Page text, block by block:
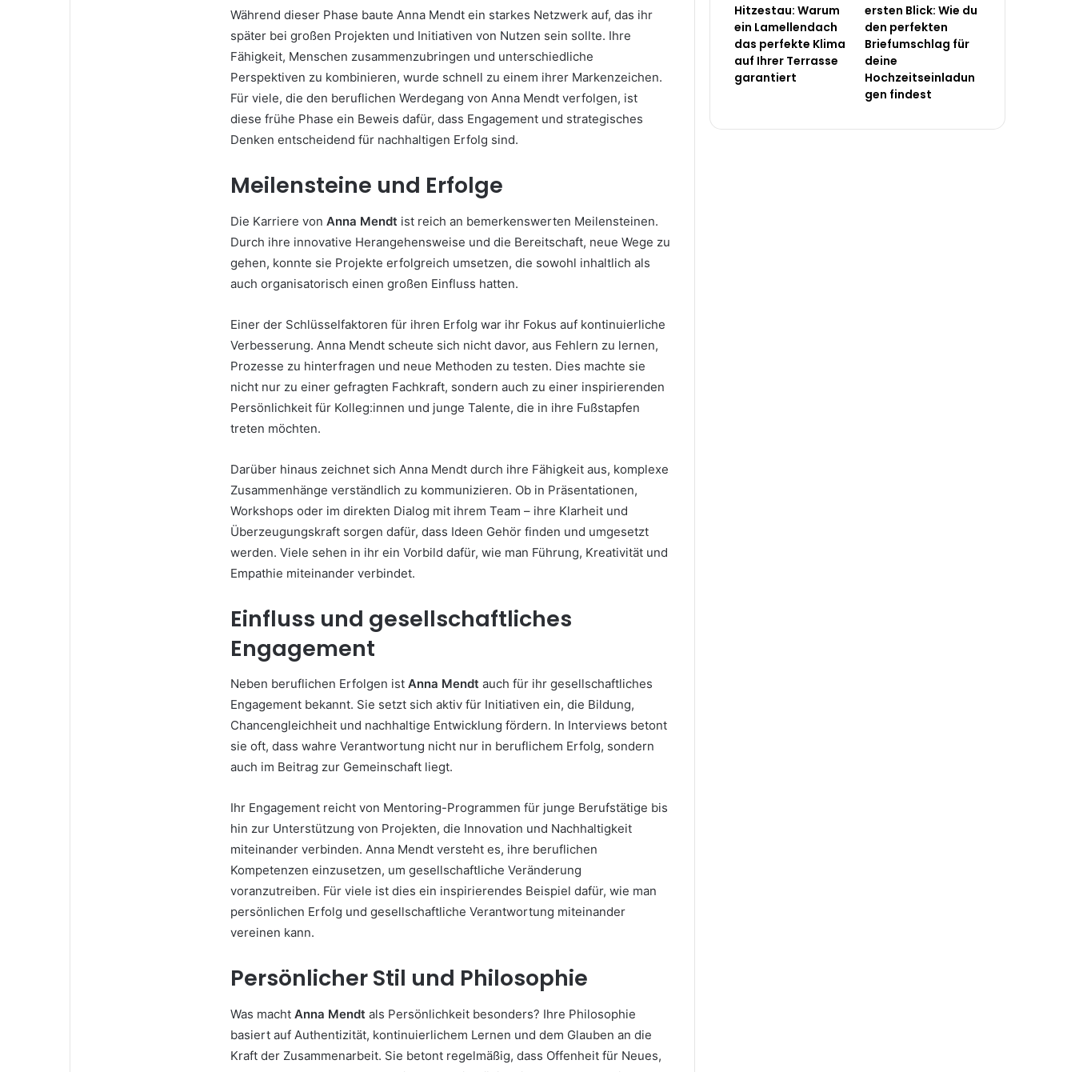
Während dieser Phase baute Anna Mendt ein starkes Netzwerk auf, das ihr
später bei großen Projekten und Initiativen von Nutzen sein sollte. Ihre
Fähigkeit, Menschen zusammenzubringen und unterschiedliche
Perspektiven zu kombinieren, wurde schnell zu einem ihrer Markenzeichen.
Für viele, die den beruflichen Werdegang von Anna Mendt verfolgen, ist
diese frühe Phase ein Beweis dafür, dass Engagement und strategisches
Denken entscheidend für nachhaltigen Erfolg sind.
Meilensteine und Erfolge
Die Karriere von Anna Mendt ist reich an bemerkenswerten Meilensteinen.
Durch ihre innovative Herangehensweise und die Bereitschaft, neue Wege zu
gehen, konnte sie Projekte erfolgreich umsetzen, die sowohl inhaltlich als
auch organisatorisch einen großen Einfluss hatten.
Einer der Schlüsselfaktoren für ihren Erfolg war ihr Fokus auf kontinuierliche
Verbesserung. Anna Mendt scheute sich nicht davor, aus Fehlern zu lernen,
Prozesse zu hinterfragen und neue Methoden zu testen. Dies machte sie
nicht nur zu einer gefragten Fachkraft, sondern auch zu einer inspirierenden
Persönlichkeit für Kolleg:innen und junge Talente, die in ihre Fußstapfen
treten möchten.
Darüber hinaus zeichnet sich Anna Mendt durch ihre Fähigkeit aus, komplexe
Zusammenhänge verständlich zu kommunizieren. Ob in Präsentationen,
Workshops oder im direkten Dialog mit ihrem Team – ihre Klarheit und
Überzeugungskraft sorgen dafür, dass Ideen Gehör finden und umgesetzt
werden. Viele sehen in ihr ein Vorbild dafür, wie man Führung, Kreativität und
Empathie miteinander verbindet.
Einfluss und gesellschaftliches
Engagement
Neben beruflichen Erfolgen ist Anna Mendt auch für ihr gesellschaftliches
Engagement bekannt. Sie setzt sich aktiv für Initiativen ein, die Bildung,
Chancengleichheit und nachhaltige Entwicklung fördern. In Interviews betont
sie oft, dass wahre Verantwortung nicht nur in beruflichem Erfolg, sondern
auch im Beitrag zur Gemeinschaft liegt.
Ihr Engagement reicht von Mentoring-Programmen für junge Berufstätige bis
hin zur Unterstützung von Projekten, die Innovation und Nachhaltigkeit
miteinander verbinden. Anna Mendt versteht es, ihre beruflichen
Kompetenzen einzusetzen, um gesellschaftliche Veränderung
voranzutreiben. Für viele ist dies ein inspirierendes Beispiel dafür, wie man
persönlichen Erfolg und gesellschaftliche Verantwortung miteinander
vereinen kann.
Persönlicher Stil und Philosophie
Was macht Anna Mendt als Persönlichkeit besonders? Ihre Philosophie
basiert auf Authentizität, kontinuierlichem Lernen und dem Glauben an die
Kraft der Zusammenarbeit. Sie betont regelmäßig, dass Offenheit für Neues,
Hitzestau: Warum
ein Lamellendach
das perfekte Klima
auf Ihrer Terrasse
garantiert
ersten Blick: Wie du
den perfekten
Briefumschlag für
deine
Hochzeitseinladun
gen findest